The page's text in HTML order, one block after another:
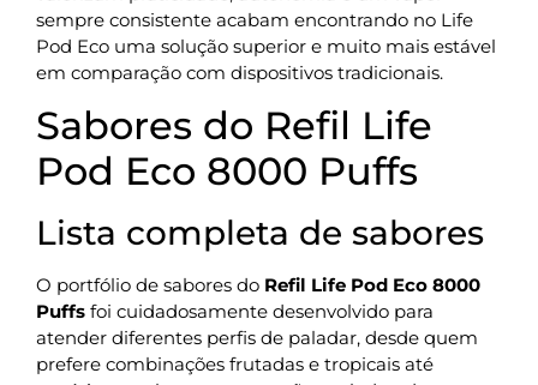
sempre consistente acabam encontrando no Life
Pod Eco uma solução superior e muito mais estável
em comparação com dispositivos tradicionais.
Sabores do Refil Life
Pod Eco 8000 Puffs
Lista completa de sabores
O portfólio de sabores do Refil Life Pod Eco 8000
Puffs foi cuidadosamente desenvolvido para
atender diferentes perfis de paladar, desde quem
prefere combinações frutadas e tropicais até